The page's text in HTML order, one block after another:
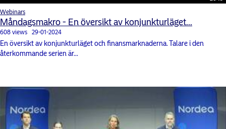
Webinars
Måndagsmakro - En översikt av konjunkturläget...
608 views 29-01-2024
En översikt av konjunkturläget och finansmarknaderna. Talare i den
återkommande serien är...